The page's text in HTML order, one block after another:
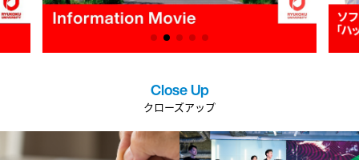
Close Up
クローズアップ